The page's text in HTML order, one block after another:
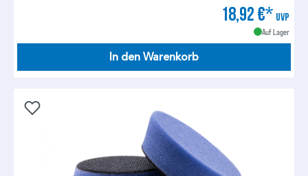
18,92 €* UVP
Auf Lager
In den Warenkorb